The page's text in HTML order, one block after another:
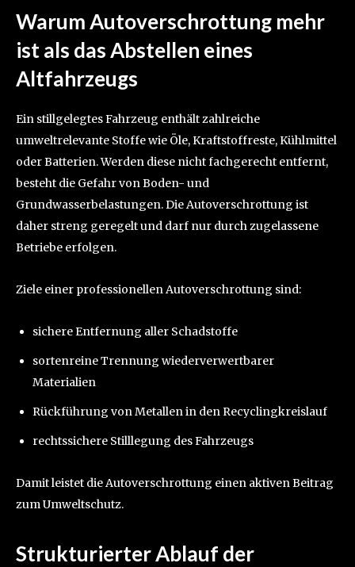
Warum Autoverschrottung mehr
ist als das Abstellen eines
Altfahrzeugs
Ein stillgelegtes Fahrzeug enthält zahlreiche
umweltrelevante Stoffe wie Öle, Kraftstoffreste, Kühlmittel
oder Batterien. Werden diese nicht fachgerecht entfernt,
besteht die Gefahr von Boden- und
Grundwasserbelastungen. Die Autoverschrottung ist
daher streng geregelt und darf nur durch zugelassene
Betriebe erfolgen.
Ziele einer professionellen Autoverschrottung sind:
sichere Entfernung aller Schadstoffe
sortenreine Trennung wiederverwertbarer
Materialien
Rückführung von Metallen in den Recyclingkreislauf
rechtssichere Stilllegung des Fahrzeugs
Damit leistet die Autoverschrottung einen aktiven Beitrag
zum Umweltschutz.
Strukturierter Ablauf der